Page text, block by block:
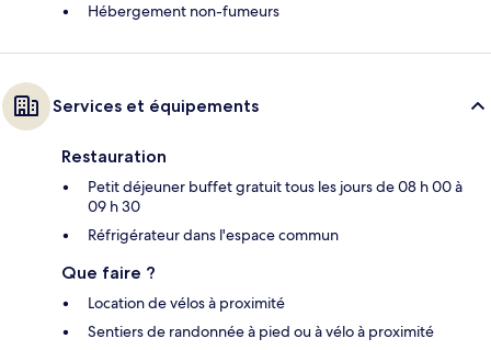
Hébergement non-fumeurs
Services et équipements
Restauration
Petit déjeuner buffet gratuit tous les jours de 08 h 00 à
09 h 30
Réfrigérateur dans l'espace commun
Que faire ?
Location de vélos à proximité
Sentiers de randonnée à pied ou à vélo à proximité